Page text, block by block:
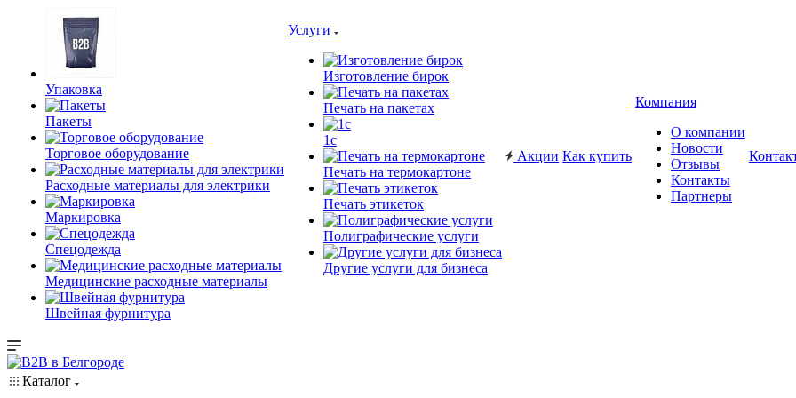
Упаковка
Пакеты
Торговое оборудование
Расходные материалы для электрики
Маркировка
Спецодежда
Медицинские расходные материалы
Швейная фурнитура
Услуги
Изготовление бирок
Печать на пакетах
1c
Печать на термокартоне
Печать этикеток
Полиграфические услуги
Другие услуги для бизнеса
Акции Как купить
Компания
О компании
Новости
Отзывы
Контакты
Партнеры
Каталог